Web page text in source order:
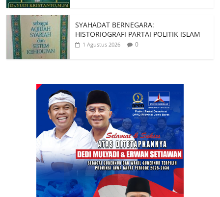
SYAHADAT BERNEGARA:
HISTORIOGRAFI PARTAI POLITIK ISLAM
1 Agustus 2026 0